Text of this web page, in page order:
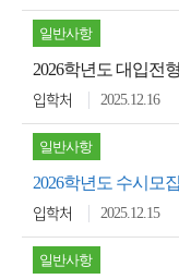
일반사항
입학처 2025.12.16
일반사항
2026학년도 수시모
입학처 2025.12.15
일반사항